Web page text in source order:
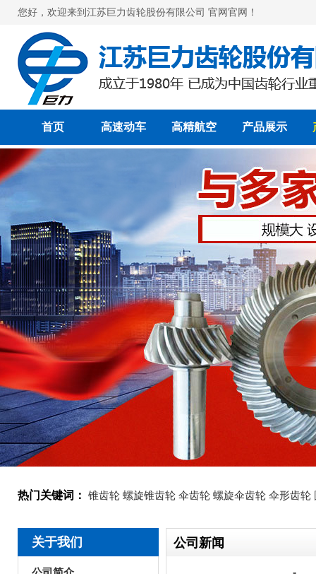
您好，欢迎来到江苏巨力齿轮股份有限公司 官网官网！
首页 高速动车 高精航空 产品展示
热门关键词： 锥齿轮 螺旋锥齿轮 伞齿轮 螺旋伞齿轮 伞形齿轮
关于我们 公司新闻